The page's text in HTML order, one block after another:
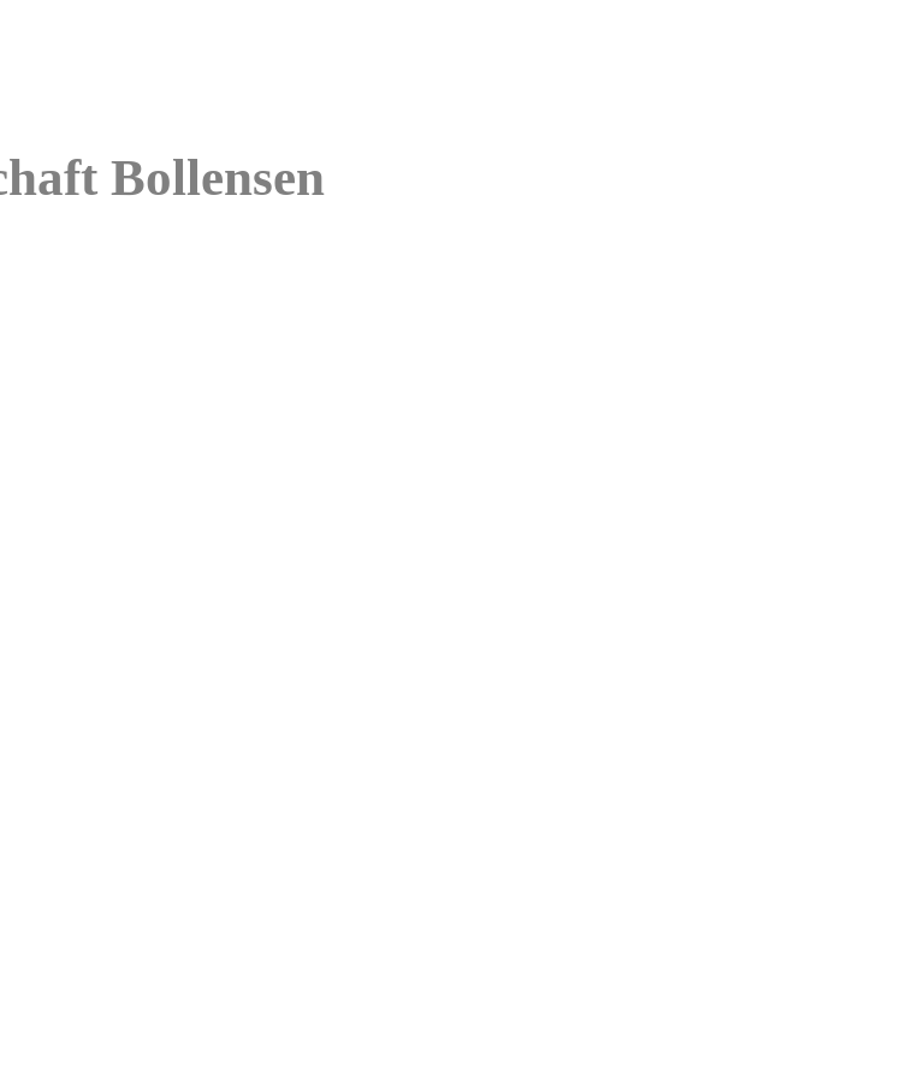
Ortschaft Bollensen